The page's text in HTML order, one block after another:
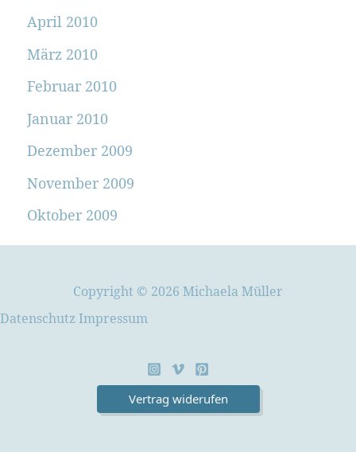
April 2010
März 2010
Februar 2010
Januar 2010
Dezember 2009
November 2009
Oktober 2009
Copyright © 2026 Michaela Müller
Datenschutz Impressum
Vertrag widerufen